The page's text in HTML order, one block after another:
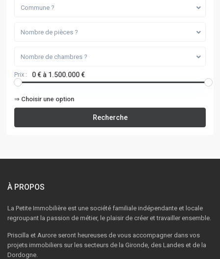
Commune ?
Nombre de pièces ?
Nombre de chambres ?
Prix : 0 € à 1.500.000 €
⇒ Choisir une option
Recherche
À PROPOS
La Petite Immobilière est une société familiale indépendante et locale
regroupant la passion de métier, le plaisir de créer et travailler ensemble.
Priscilla et Aurore seront heureuses de vous accompagner dans vos
projets immobiliers sur les secteurs de la Gironde, des Landes et de la
Dordogne.